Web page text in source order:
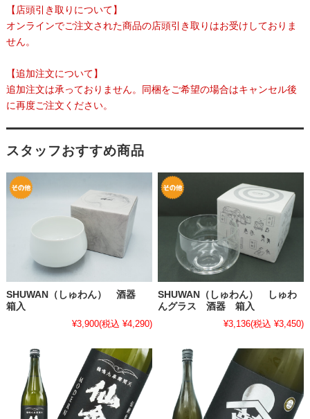
【店頭引き取りについて】
オンラインでご注文された商品の店頭引き取りはお受けしておりま
せん。
【追加注文について】
追加注文は承っておりません。同梱をご希望の場合はキャンセル後
に再度ご注文ください。
スタッフおすすめ商品
SHUWAN（しゅわん） 酒器
箱入
¥3,900(税込 ¥4,290)
SHUWAN（しゅわん） しゅわ
んグラス 酒器 箱入
¥3,136(税込 ¥3,450)